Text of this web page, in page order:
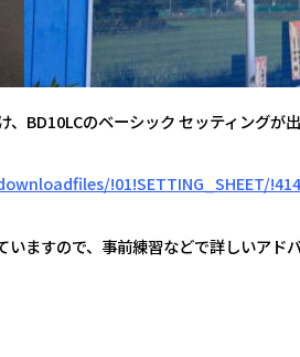
BD10LCのベーシック セッティングが
!01!SETTING_SHEET/
ますので、事前練習などで詳しいアド